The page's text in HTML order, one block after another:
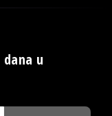
u